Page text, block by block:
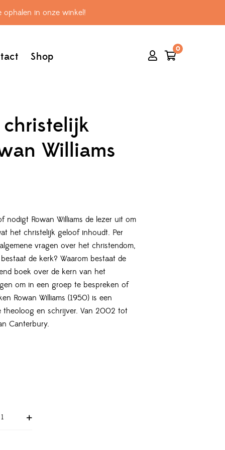
ophalen in onze winkel!
Shop
0
Williams
Rowan Williams de lezer uit om
het christelijk geloof inhoudt. Per
vragen over het christendom,
de kerk? Waarom bestaat de
boek over de kern van het
om in een groep te bespreken of
Rowan Williams (1950) is een
theoloog en schrijver. Van 2002 tot
Canterbury.